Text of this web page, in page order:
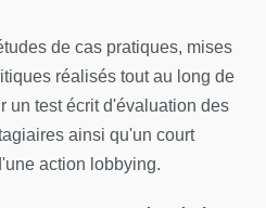
de cas pratiques, mises
réalisés tout au long de
un test écrit d'évaluation des
ainsi qu'un court
action lobbying.